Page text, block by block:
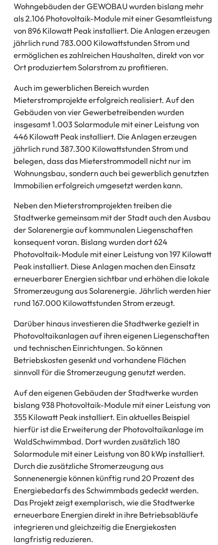
Wohngebäuden der GEWOBAU wurden bislang mehr
als 2.106 Photovoltaik-Module mit einer Gesamtleistung
von 896 Kilowatt Peak installiert. Die Anlagen erzeugen
jährlich rund 783.000 Kilowattstunden Strom und
ermöglichen es zahlreichen Haushalten, direkt von vor
Ort produziertem Solarstrom zu profitieren.
Auch im gewerblichen Bereich wurden
Mieterstromprojekte erfolgreich realisiert. Auf den
Gebäuden von vier Gewerbetreibenden wurden
insgesamt 1.003 Solarmodule mit einer Leistung von
446 Kilowatt Peak installiert. Die Anlagen erzeugen
jährlich rund 387.300 Kilowattstunden Strom und
belegen, dass das Mieterstrommodell nicht nur im
Wohnungsbau, sondern auch bei gewerblich genutzten
Immobilien erfolgreich umgesetzt werden kann.
Neben den Mieterstromprojekten treiben die
Stadtwerke gemeinsam mit der Stadt auch den Ausbau
der Solarenergie auf kommunalen Liegenschaften
konsequent voran. Bislang wurden dort 624
Photovoltaik-Module mit einer Leistung von 197 Kilowatt
Peak installiert. Diese Anlagen machen den Einsatz
erneuerbarer Energien sichtbar und erhöhen die lokale
Stromerzeugung aus Solarenergie. Jährlich werden hier
rund 167.000 Kilowattstunden Strom erzeugt.
Darüber hinaus investieren die Stadtwerke gezielt in
Photovoltaikanlagen auf ihren eigenen Liegenschaften
und technischen Einrichtungen. So können
Betriebskosten gesenkt und vorhandene Flächen
sinnvoll für die Stromerzeugung genutzt werden.
Auf den eigenen Gebäuden der Stadtwerke wurden
bislang 938 Photovoltaik-Module mit einer Leistung von
355 Kilowatt Peak installiert. Ein aktuelles Beispiel
hierfür ist die Erweiterung der Photovoltaikanlage im
WaldSchwimmbad. Dort wurden zusätzlich 180
Solarmodule mit einer Leistung von 80 kWp installiert.
Durch die zusätzliche Stromerzeugung aus
Sonnenenergie können künftig rund 20 Prozent des
Energiebedarfs des Schwimmbads gedeckt werden.
Das Projekt zeigt exemplarisch, wie die Stadtwerke
erneuerbare Energien direkt in ihre Betriebsabläufe
integrieren und gleichzeitig die Energiekosten
langfristig reduzieren.